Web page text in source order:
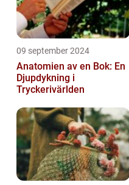
09 september 2024
Anatomien av en Bok: En
Djupdykning i
Tryckerivärlden